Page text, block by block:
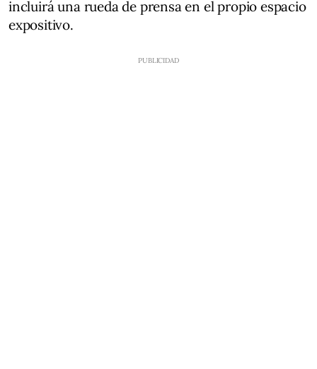
incluirá una rueda de prensa en el propio espacio
expositivo.